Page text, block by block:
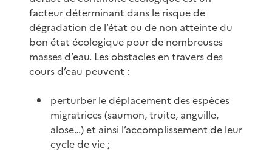
facteur déterminant dans le risque de
dégradation de l’état ou de non atteinte du
bon état écologique pour de nombreuses
masses d’eau. Les obstacles en travers des
cours d’eau peuvent :
perturber le déplacement des espèces
migratrices (saumon, truite, anguille,
alose…) et ainsi l’accomplissement de leur
cycle de vie ;